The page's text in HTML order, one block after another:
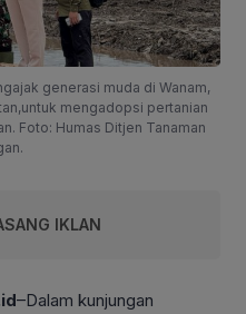
generasi muda di Wanam,
mengadopsi pertanian
Foto: Humas Ditjen Tanaman
IKLAN
–Dalam kunjungan